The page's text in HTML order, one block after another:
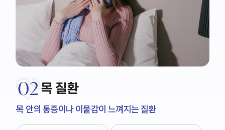
02목 질환
목 안의 통증이나 이물감이 느껴지는 질환